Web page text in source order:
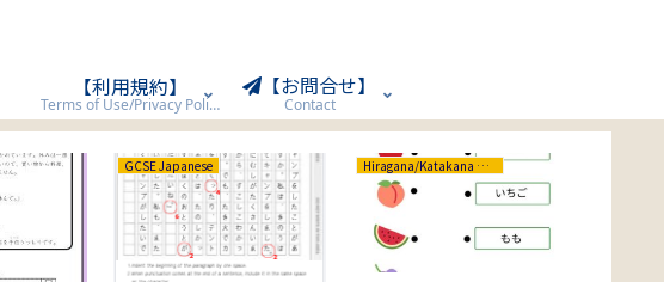
【利用規約】
Terms of Use/Privacy Policy
【お問合せ】
Contact
GCSE Japanese Hiragana/Katakana ひらがな/カタカナ